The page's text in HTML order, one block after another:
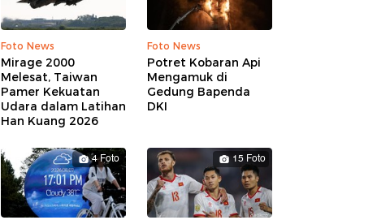
Foto News
Mirage 2000
Melesat, Taiwan
Pamer Kekuatan
Udara dalam Latihan
Han Kuang 2026
Foto News
Potret Kobaran Api
Mengamuk di
Gedung Bapenda
DKI
4 Foto 15 Foto